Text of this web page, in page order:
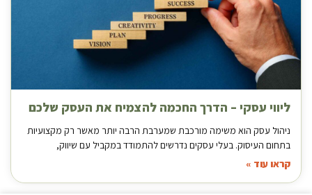
ליווי עסקי – הדרך החכמה להצמיח את העסק שלכם
ניהול עסק הוא משימה מורכבת שמערבת הרבה יותר מאשר רק מקצועיות
בתחום העיסוק. בעלי עסקים נדרשים להתמודד במקביל עם שיווק,
קראו עוד »